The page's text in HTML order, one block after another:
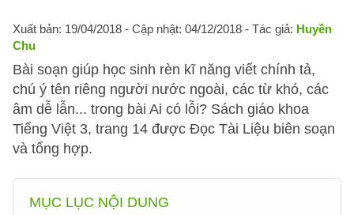
Xuất bản: 19/04/2018 - Cập nhật: 04/12/2018 - Tác giả: Huyền
Chu
Bài soạn giúp học sinh rèn kĩ năng viết chính tả,
chú ý tên riêng người nước ngoài, các từ khó, các
âm dễ lẫn... trong bài Ai có lỗi? Sách giáo khoa
Tiếng Việt 3, trang 14 được Đọc Tài Liệu biên soạn
và tổng hợp.
MỤC LỤC NỘI DUNG